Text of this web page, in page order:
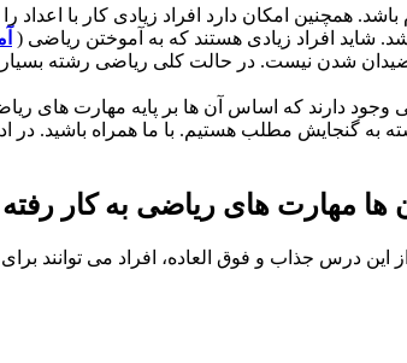
همچنین امکان دارد افراد زیادی کار با
شاید افراد زیادی هستند که به آموختن ریاضی (
شدن نیست. در حالت کلی ریاضی رشته
دارند که اساس آن ها بر پایه مهارت های
به گنجایش مطلب هستیم. با ما همراه باشید. در
مهارت های ریاضی به کار
این درس جذاب و فوق العاده، افراد می توانند